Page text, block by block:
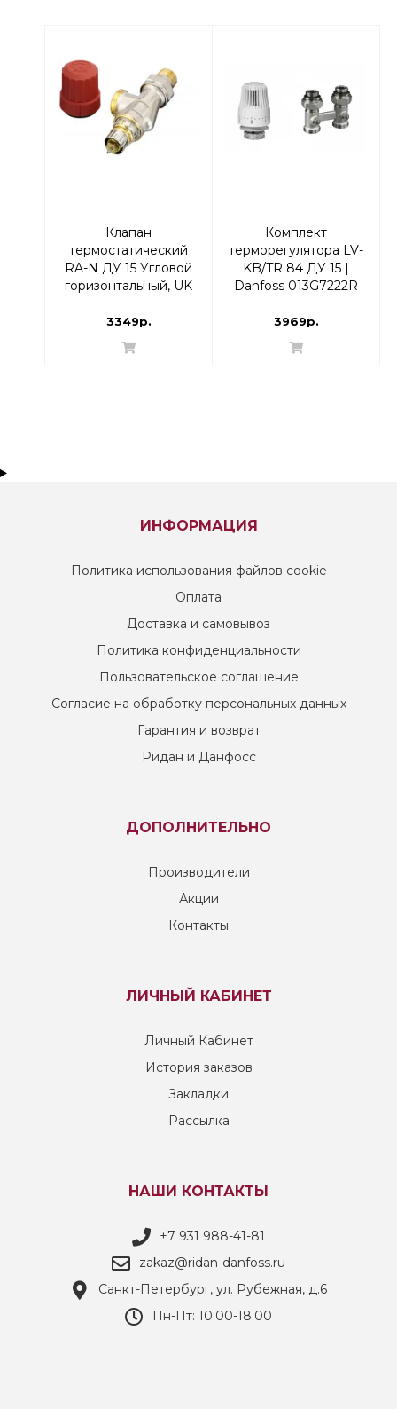
Клапан
термостатический
RA-N ДУ 15 Угловой
горизонтальный, UK
013G4203 RTR-N
3349р.
Комплект
терморегулятора LV-
KB/TR 84 ДУ 15 |
Danfoss 013G7222R
3969р.
ИНФОРМАЦИЯ
Политика использования файлов cookie
Оплата
Доставка и самовывоз
Политика конфиденциальности
Пользовательское соглашение
Согласие на обработку персональных данных
Гарантия и возврат
Ридан и Данфосс
ДОПОЛНИТЕЛЬНО
Производители
Акции
Контакты
ЛИЧНЫЙ КАБИНЕТ
Личный Кабинет
История заказов
Закладки
Рассылка
НАШИ КОНТАКТЫ
+7 931 988-41-81
zakaz@ridan-danfoss.ru
Санкт-Петербург, ул. Рубежная, д.6
Пн-Пт: 10:00-18:00